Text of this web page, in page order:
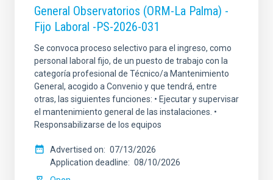
General Observatorios (ORM-La Palma) -
Fijo Laboral -PS-2026-031
Se convoca proceso selectivo para el ingreso, como
personal laboral fijo, de un puesto de trabajo con la
categoría profesional de Técnico/a Mantenimiento
General, acogido a Convenio y que tendrá, entre
otras, las siguientes funciones: • Ejecutar y supervisar
el mantenimiento general de las instalaciones. •
Responsabilizarse de los equipos
Advertised on
07/13/2026
Application deadline
08/10/2026